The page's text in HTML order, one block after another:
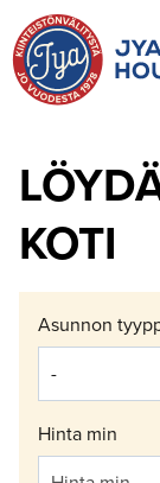
Siirry
sisältöön
KOTI
Asunnon
Hinta min